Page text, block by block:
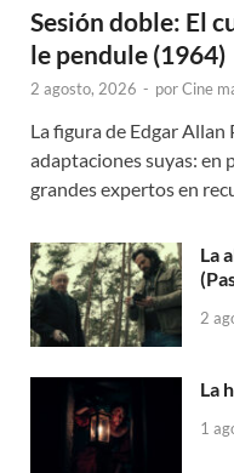
Sesión doble: El
le pendule (1964)
2 agosto, 2026 - porCine
La figura de Edgar Allan
adaptaciones suyas: en
grandes expertos en
La
2
La
1